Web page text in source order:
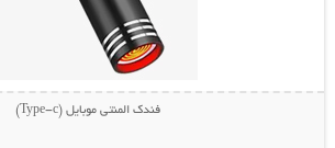
فندک المنتی موبایل (Type-c)